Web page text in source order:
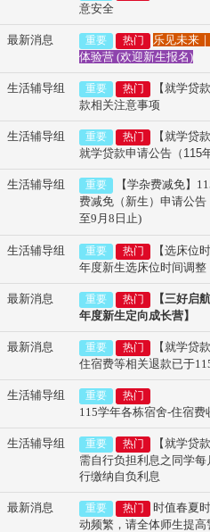
意安全
最新消息 重要 热门 乐见未来｜
体验营 (欢迎新生报名)
生活辅导组 重要 热门 【就学贷款
款相关注意事项
生活辅导组 重要 热门 【就学贷款
就学贷款申请公告（ 115
生活辅导组 重要 【学杂费减免】
费减免（新生）申请公
至9月8日止)
生活辅导组 重要 热门
【选床位
年度新生选床位时间调整
最新消息 重要 热门
【三好启
年度新生定向成长营】
最新消息 重要 热门
【就学贷
住宿费等相关退款已于
生活辅导组 重要 热门
115学年各栋宿舍-住宿费
生活辅导组 重要 热门
【就学贷
需自行负担利息之同学每
行缴纳自负利息
最新消息 重要 热门
时值春夏
动频繁，请全体师生提高